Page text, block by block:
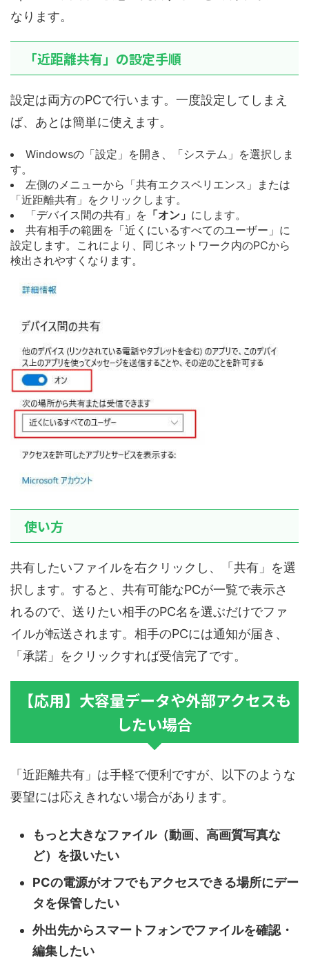
なります。
「近距離共有」の設定手順
設定は両方のPCで行います。一度設定してしまえ
ば、あとは簡単に使えます。
Windowsの「設定」を開き、「システム」を選択しま
す。
左側のメニューから「共有エクスペリエンス」または
「近距離共有」をクリックします。
「デバイス間の共有」を 「オン」 にします。
共有相手の範囲を「近くにいるすべてのユーザー」に
設定します。これにより、同じネットワーク内のPCから
検出されやすくなります。
使い方
共有したいファイルを右クリックし、「共有」を選
択します。すると、共有可能なPCが一覧で表示さ
れるので、送りたい相手のPC名を選ぶだけでファ
イルが転送されます。相手のPCには通知が届き、
「承諾」をクリックすれば受信完了です。
【応用】大容量データや外部アクセスも
したい場合
「近距離共有」は手軽で便利ですが、以下のような
要望には応えきれない場合があります。
もっと大きなファイル（動画、高画質写真な
ど）を扱いたい
PCの電源がオフでもアクセスできる場所にデー
タを保管したい
外出先からスマートフォンでファイルを確認・
編集したい